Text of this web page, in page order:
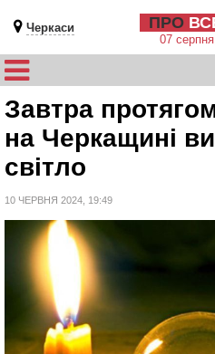
Черкаси ПРО
07
Завтра
на Черкащині
світло
10 ЧЕРВНЯ 2024, 19:49